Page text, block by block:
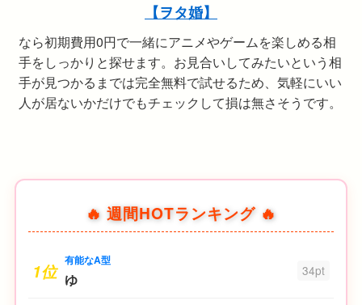
【ヲタ婚】
なら初期費用0円で一緒にアニメやゲームを楽しめる相
手をしっかりと探せます。お見合いしてみたいという相
手が見つかるまでは完全無料で試せるため、気軽にいい
人が居ないかだけでもチェックして損は無さそうです。
🔥 週間HOTランキング 🔥
1位 有能なA型
ゆ 34pt